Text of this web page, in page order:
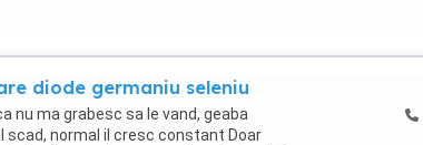
diode germaniu seleniu
nu ma grabesc sa le vand, geaba
normal il cresc constant Doar